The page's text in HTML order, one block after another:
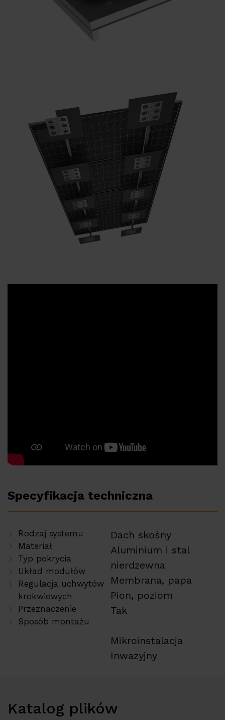
Specyfikacja techniczna
Rodzaj systemu
Materiał
Typ pokrycia
Układ modułów
Regulacja uchwytów
krokwiowych
Przeznaczenie
Sposób montażu
Dach skośny
Aluminium i stal
nierdzewna
Membrana, papa
Pion, poziom
Tak
Mikroinstalacja
Inwazyjny
Katalog plików